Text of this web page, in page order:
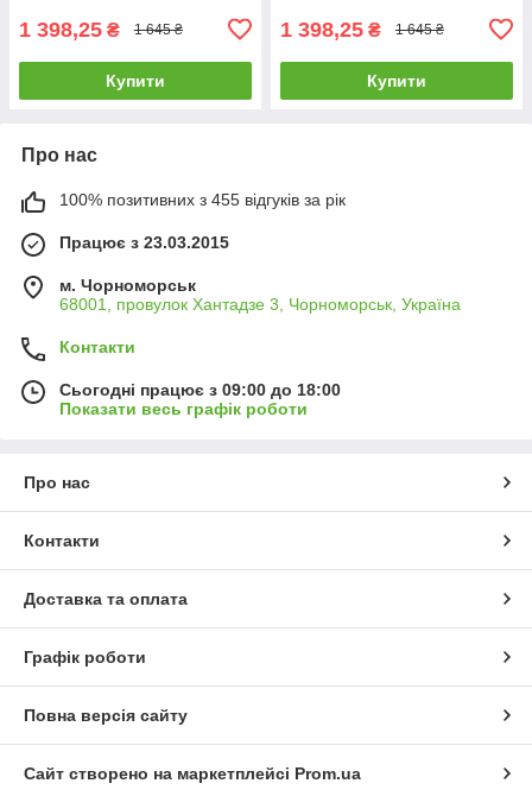
1 398,25 ₴ 1 645 ₴
Купити
1 398,25 ₴ 1 645 ₴
Купити
Про нас
100% позитивних з 455 відгуків за рік
Працює з 23.03.2015
м. Чорноморськ
68001, провулок Хантадзе 3, Чорноморськ, Україна
Контакти
Сьогодні працює з 09:00 до 18:00
Показати весь графік роботи
Про нас
Контакти
Доставка та оплата
Графік роботи
Повна версія сайту
Сайт створено на маркетплейсі Prom.ua